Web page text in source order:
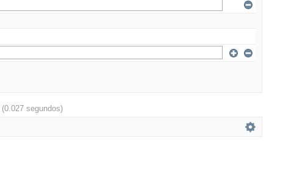
(0.027 segundos)